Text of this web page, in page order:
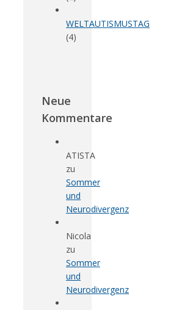
WELTAUTISMUSTAG
(4)
Neue
Kommentare
ATISTA
zu
Sommer
und
Neurodivergenz
Nicola
zu
Sommer
und
Neurodivergenz